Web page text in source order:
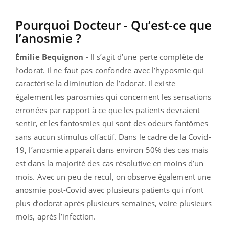
Pourquoi Docteur - Qu’est-ce que
l’anosmie ?
Émilie Bequignon -Il s’agit d’une perte complète de
l’odorat. Il ne faut pas confondre avec l’hyposmie qui
caractérise la diminution de l’odorat. Il existe
également les parosmies qui concernent les sensations
erronées par rapport à ce que les patients devraient
sentir, et les fantosmies qui sont des odeurs fantômes
sans aucun stimulus olfactif. Dans le cadre de la Covid-
19, l’anosmie apparaît dans environ 50% des cas mais
est dans la majorité des cas résolutive en moins d’un
mois. Avec un peu de recul, on observe également une
anosmie post-Covid avec plusieurs patients qui n’ont
plus d’odorat après plusieurs semaines, voire plusieurs
mois, après l’infection.